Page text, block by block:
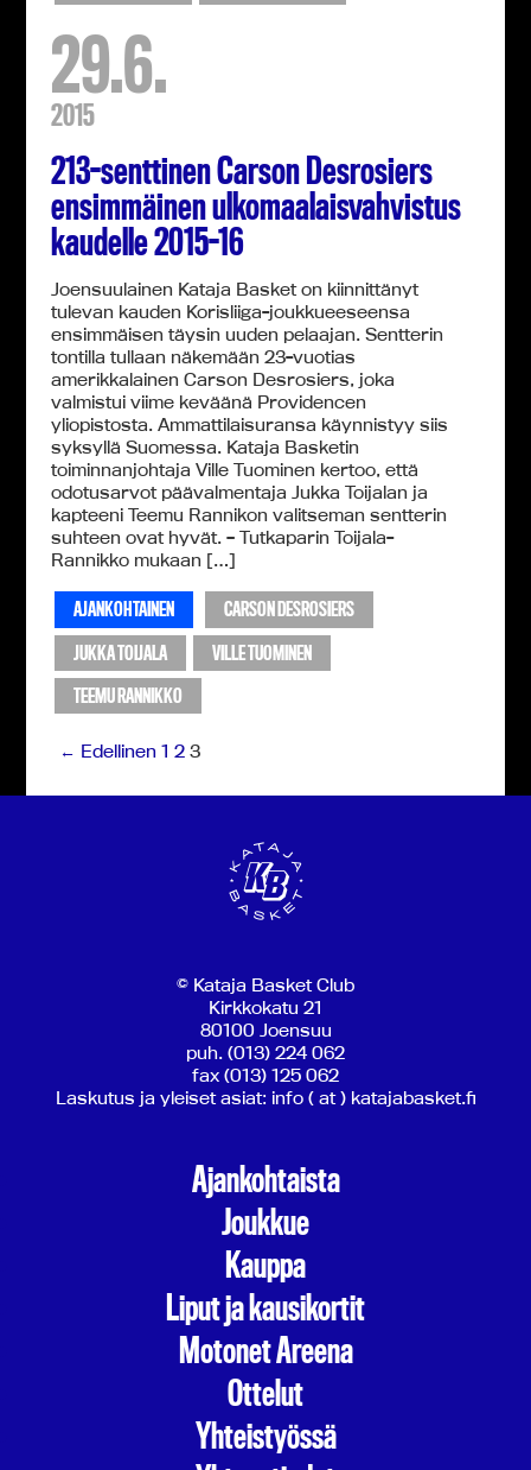
29.6.
2015
213-senttinen Carson Desrosiers
ensimmäinen ulkomaalaisvahvistus
kaudelle 2015-16
Joensuulainen Kataja Basket on kiinnittänyt
tulevan kauden Korisliiga-joukkueeseensa
ensimmäisen täysin uuden pelaajan. Sentterin
tontilla tullaan näkemään 23-vuotias
amerikkalainen Carson Desrosiers, joka
valmistui viime keväänä Providencen
yliopistosta. Ammattilaisuransa käynnistyy siis
syksyllä Suomessa. Kataja Basketin
toiminnanjohtaja Ville Tuominen kertoo, että
odotusarvot päävalmentaja Jukka Toijalan ja
kapteeni Teemu Rannikon valitseman sentterin
suhteen ovat hyvät. – Tutkaparin Toijala-
Rannikko mukaan […]
AJANKOHTAINEN
CARSON DESROSIERS
JUKKA TOIJALA
VILLE TUOMINEN
TEEMU RANNIKKO
← Edellinen 1 2 3
© Kataja Basket Club
Kirkkokatu 21
80100 Joensuu
puh. (013) 224 062
fax (013) 125 062
Laskutus ja yleiset asiat: info ( at ) katajabasket.fi
Ajankohtaista
Joukkue
Kauppa
Liput ja kausikortit
Motonet Areena
Ottelut
Yhteistyössä